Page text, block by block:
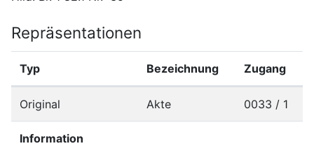
Repräsentationen
Typ Bezeichnung Zugang
Original Akte 0033 / 1
Information